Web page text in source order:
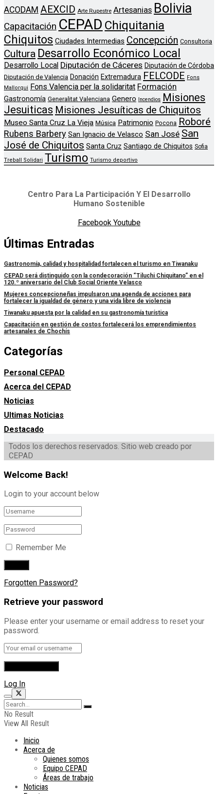
ACODAM AEXCID Arte Rupestre Artesanias Bolivia
Capacitación CEPAD Chiquitania
Chiquitos Ciudades Intermedias Concepción Consultoria
Cultura Desarrollo Económico Local
Desarrollo Local Diputación de Cáceres Diputación de Córdoba
Diputación de Valencia Donación Extremadura FELCODE Fons
Mallorqui Fons Valencia per la solidaritat Formación
Gastronomía Generalitat Valenciana Genero Incendios Misiones
Jesuiticas Misiones Jesuíticas de Chiquitos
Museo Santa Cruz La Vieja Música Patrimonio Pocona Roboré
Rubens Barbery San Ignacio de Velasco San José San
José de Chiquitos Santa Cruz Santiago de Chiquitos Sofia
Treball Solidari Turismo Turismo deportivo
Centro Para La Participación Y El Desarrollo
Humano Sostenible
Facebook Youtube
Últimas Entradas
Gastronomía, calidad y hospitalidad fortalecen el turismo en Tiwanaku
CEPAD será distinguido con la condecoración “Tiluchi Chiquitano” en el
120.º aniversario del Club Social Oriente Velasco
Mujeres concepcioneñas impulsaron una agenda de acciones para
fortalecer la igualdad de género y una vida libre de violencia
Tiwanaku apuesta por la calidad en su gastronomía turística
Capacitación en gestión de costos fortalecerá los emprendimientos
artesanales de Chochís
Categorías
Personal CEPAD
Acerca del CEPAD
Noticias
Ultimas Noticias
Destacado
Todos los derechos reservados. Sitio web creado por
CEPAD
Welcome Back!
Login to your account below
Remember Me
Forgotten Password?
Retrieve your password
Please enter your username or email address to reset your
password.
Log In
No Result
View All Result
Inicio
Acerca de
Quienes somos
Equipo CEPAD
Áreas de trabajo
Noticias